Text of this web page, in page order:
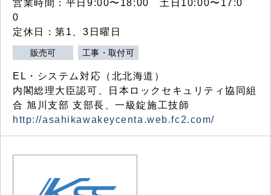
営業時間：平日9:00〜18:00 土日10:00〜17:0
0
定休日：第1、3日曜日
販売可 工事・取付可
EL・システム対応（北北海道）
内閣総理大臣認可、日本ロックセキュリティ協同組
合 旭川支部 支部長、一級錠施工技師
http://asahikawakeycenta.web.fc2.com/